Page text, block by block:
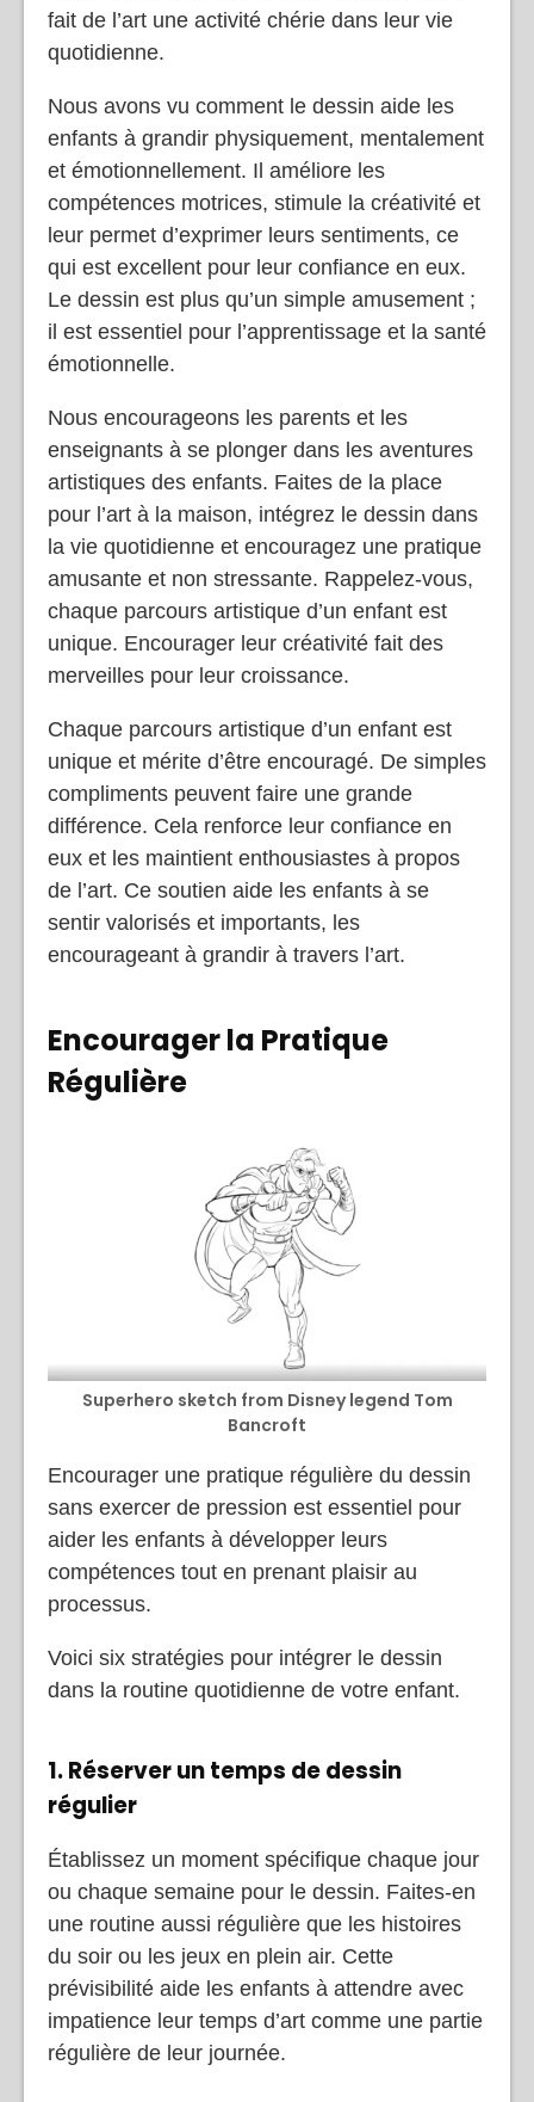
fait de l’art une activité chérie dans leur vie
quotidienne.
Nous avons vu comment le dessin aide les
enfants à grandir physiquement, mentalement
et émotionnellement. Il améliore les
compétences motrices, stimule la créativité et
leur permet d’exprimer leurs sentiments, ce
qui est excellent pour leur confiance en eux.
Le dessin est plus qu’un simple amusement ;
il est essentiel pour l’apprentissage et la santé
émotionnelle.
Nous encourageons les parents et les
enseignants à se plonger dans les aventures
artistiques des enfants. Faites de la place
pour l’art à la maison, intégrez le dessin dans
la vie quotidienne et encouragez une pratique
amusante et non stressante. Rappelez-vous,
chaque parcours artistique d’un enfant est
unique. Encourager leur créativité fait des
merveilles pour leur croissance.
Chaque parcours artistique d’un enfant est
unique et mérite d’être encouragé. De simples
compliments peuvent faire une grande
différence. Cela renforce leur confiance en
eux et les maintient enthousiastes à propos
de l’art. Ce soutien aide les enfants à se
sentir valorisés et importants, les
encourageant à grandir à travers l’art.
Encourager la Pratique
Régulière
Superhero sketch from Disney legend Tom
Bancroft
Encourager une pratique régulière du dessin
sans exercer de pression est essentiel pour
aider les enfants à développer leurs
compétences tout en prenant plaisir au
processus.
Voici six stratégies pour intégrer le dessin
dans la routine quotidienne de votre enfant.
1. Réserver un temps de dessin
régulier
Établissez un moment spécifique chaque jour
ou chaque semaine pour le dessin. Faites-en
une routine aussi régulière que les histoires
du soir ou les jeux en plein air. Cette
prévisibilité aide les enfants à attendre avec
impatience leur temps d’art comme une partie
régulière de leur journée.